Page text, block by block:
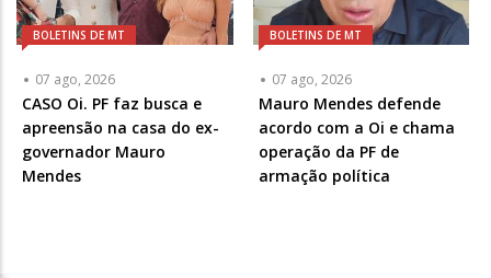
BOLETINS DE MT
07 ago, 2026
CASO Oi. PF faz busca e
apreensão na casa do ex-
governador Mauro
Mendes
BOLETINS DE MT
07 ago, 2026
Mauro Mendes defende
acordo com a Oi e chama
operação da PF de
armação política